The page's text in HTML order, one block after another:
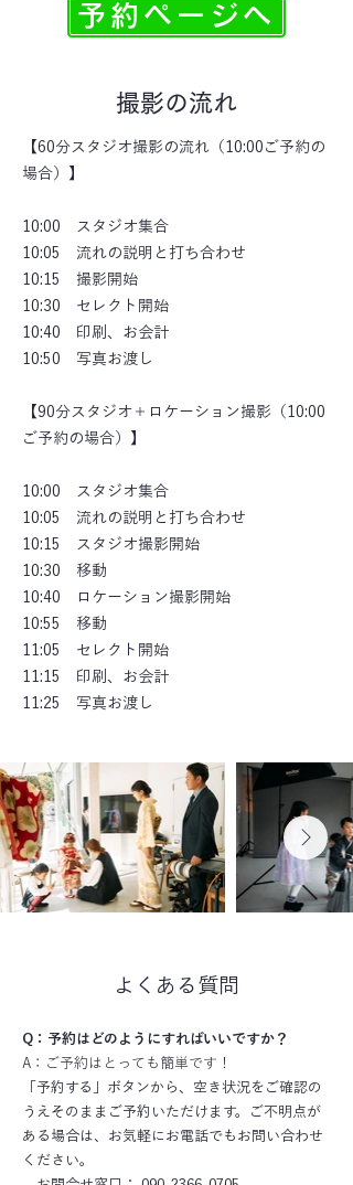
予約ページへ
​撮影の流れ
【60分スタジオ撮影の流れ（10:00ご予約の
場合）】
10:00 スタジオ集合
10:05 流れの説明と打ち合わせ
10:15 撮影開始
10:30 セレクト開始
10:40 印刷、お会計
10:50 写真お渡し
【90分スタジオ＋ロケーション撮影（10:00
ご予約の場合）】
10:00 スタジオ集合
10:05 流れの説明と打ち合わせ
10:15 スタジオ撮影開始
10:30 移動
10:40 ロケーション撮影開始
10:55 移動
11:05 セレクト開始
11:15 印刷、お会計
11:25 写真お渡し
よくある質問
Q：予約はどのようにすればいいですか？
A：ご予約はとっても簡単です！
「予約する」ボタンから、空き状況をご確認の
うえそのままご予約いただけます。ご不明点が
ある場合は、お気軽にお電話でもお問い合わせ
ください。